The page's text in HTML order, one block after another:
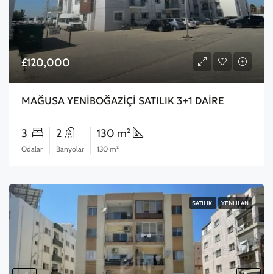
£120,000
MAĞUSA YENİBOĞAZİÇİ SATILIK 3+1 DAİRE
3
Odalar
2
Banyolar
130 m²
130 m²
SATILIK YENI İLAN